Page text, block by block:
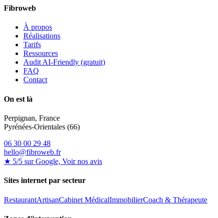
Fibroweb
À propos
Réalisations
Tarifs
Ressources
Audit AI-Friendly (gratuit)
FAQ
Contact
On est là
Perpignan, France
Pyrénées-Orientales (66)
06 30 00 29 48
hello@fibroweb.fr
★ 5/5 sur Google, Voir nos avis
Sites internet par secteur
RestaurantArtisanCabinet MédicalImmobilierCoach & Thérapeute